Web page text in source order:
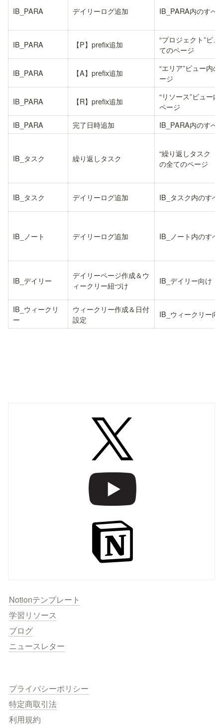
IB_PARA デイリーログ追加 IB_PARA内のすべ
IB_PARA 【P】prefix追加
“プロジェクト”ビ
てのページ
IB_PARA 【A】prefix追加
“エリア”ビュー内
ージ
IB_PARA 【R】prefix追加
“リソース”ビュー
ページ
IB_PARA
完了日時追加 IB_PARA内のすべ
IB_タスク 繰り返しタスク
“繰り返しタスク（
の全てのページ
IB_タスク デイリーログ追加 IB_タスク内のすべ
IB_ノート デイリーログ追加 IB_ノート内のすべ
IB_デイリー
デイリーページ作成＆ウ
ィークリー紐づけ
IB_デイリー向け
IB_ウィークリ
ー
ウィークリー作成＆日付
設定
IB_ウィークリー向
Notionテンプレート
学習リソース
ブログ
ニュースレター
プライバシーポリシー
特定商取引法
利用規約